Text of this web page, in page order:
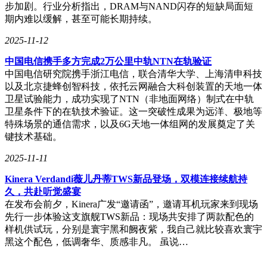
步加剧。行业分析指出，DRAM与NAND闪存的短缺局面短
期内难以缓解，甚至可能长期持续。
2025-11-12
中国电信携手多方完成2万公里中轨NTN在轨验证
中国电信研究院携手浙江电信，联合清华大学、上海清申科技
以及北京捷蜂创智科技，依托云网融合大科创装置的天地一体
卫星试验能力，成功实现了NTN（非地面网络）制式在中轨
卫星条件下的在轨技术验证。这一突破性成果为远洋、极地等
特殊场景的通信需求，以及6G天地一体组网的发展奠定了关
键技术基础。
2025-11-11
Kinera Verdandi薇儿丹蒂TWS新品登场，双模连接续航持
久，共赴听觉盛宴
在发布会前夕，Kinera广发“邀请函”，邀请耳机玩家来到现场
先行一步体验这支旗舰TWS新品：现场共安排了两款配色的
样机供试玩，分别是寰宇黑和阙夜紫，我自己就比较喜欢寰宇
黑这个配色，低调奢华、质感非凡。 虽说…